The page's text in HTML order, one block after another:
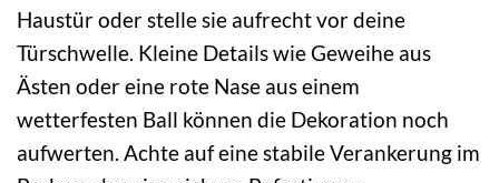
Haustür oder stelle sie aufrecht vor deine
Türschwelle. Kleine Details wie Geweihe aus
Ästen oder eine rote Nase aus einem
wetterfesten Ball können die Dekoration noch
aufwerten. Achte auf eine stabile Verankerung im